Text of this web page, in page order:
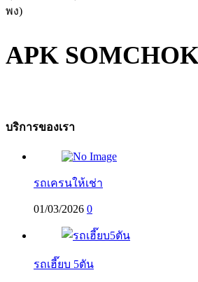
พง)
APK
บริการของเรา
รถเครนให้เช่า
01/03/2026 0
รถเฮี๊ยบ 5ตัน